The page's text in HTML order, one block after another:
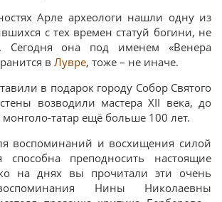
Арле археологи нашли одну из
с тех времен статуй богини, не
Сегодня она под именем «Венера
в Лувре, тоже – не иначе.
в подарок городу Собор Святого
возводили мастера XII века, до
татар ещё больше 100 лет.
воспоминаний и восхищения силой
способна преподносить настоящие
на днях вы прочитали эти очень
Нины Николаевны